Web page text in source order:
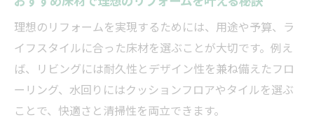
理想のリフォームを実現するためには、用途や予算、ラ
イフスタイルに合った床材を選ぶことが大切です。例え
ば、リビングには耐久性とデザイン性を兼ね備えたフロ
ーリング、水回りにはクッションフロアやタイルを選ぶ
ことで、快適さと清掃性を両立できます。